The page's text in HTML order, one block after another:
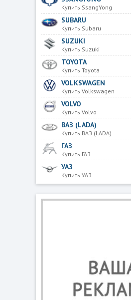
Купить SsangYong
SUBARU
Купить Subaru
SUZUKI
Купить Suzuki
TOYOTA
Купить Toyota
VOLKSWAGEN
Купить Volkswagen
VOLVO
Купить Volvo
ВАЗ (LADA)
Купить ВАЗ (LADA)
ГАЗ
Купить ГАЗ
УАЗ
Купить УАЗ